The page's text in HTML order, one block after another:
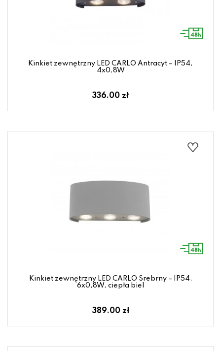
Kinkiet zewnętrzny LED CARLO Antracyt – IP54,
4x0,8W
336.00 zł
Kinkiet zewnętrzny LED CARLO Srebrny – IP54,
6x0,8W, ciepła biel
389.00 zł